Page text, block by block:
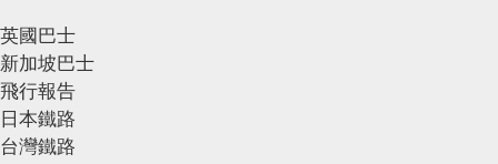
英國巴士
新加坡巴士
飛行報告
日本鐵路
台灣鐵路